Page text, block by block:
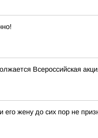
Всероссийская
его жену до сих пор не